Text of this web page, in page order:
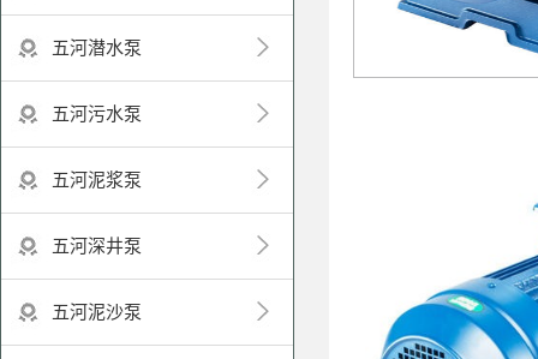
五河潜水泵
五河污水泵
五河泥浆泵
五河深井泵
五河泥沙泵